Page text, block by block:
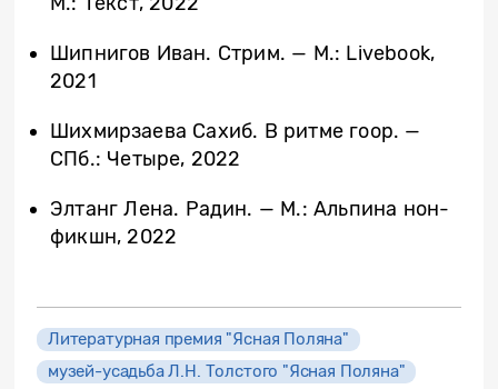
Шипнигов Иван. Стрим. — М.: Livebook,
2021
Шихмирзаева Сахиб. В ритме гоор. —
СПб.: Четыре, 2022
Элтанг Лена. Радин. — М.: Альпина нон-
фикшн, 2022
Литературная премия "Ясная Поляна"
музей-усадьба Л.Н. Толстого "Ясная Поляна"